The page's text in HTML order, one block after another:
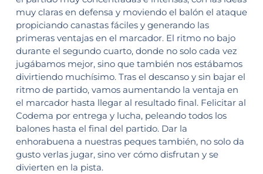
muy claras en defensa y moviendo el balón el ataque
propiciando canastas fáciles y generando las
primeras ventajas en el marcador. El ritmo no bajo
durante el segundo cuarto, donde no solo cada vez
jugábamos mejor, sino que también nos estábamos
divirtiendo muchísimo. Tras el descanso y sin bajar el
ritmo de partido, vamos aumentando la ventaja en
el marcador hasta llegar al resultado final. Felicitar al
Codema por entrega y lucha, peleando todos los
balones hasta el final del partido. Dar la
enhorabuena a nuestras peques también, no solo da
gusto verlas jugar, sino ver cómo disfrutan y se
divierten en la pista.